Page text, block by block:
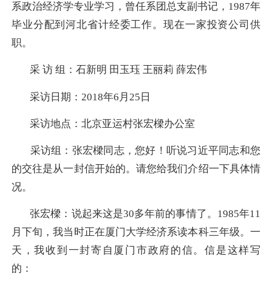
系政治经济学专业学习，曾任系团总支副书记，1987年
毕业分配到河北省计经委工作。现在一家投资公司供
职。
采 访 组： 石新明 田玉珏 王丽莉 薛宏伟
采访日期： 2018年6月25日
采访地点： 北京亚运村张宏樑办公室
采访组：张宏樑同志，您好！听说习近平同志和您
的交往是从一封信开始的。请您给我们介绍一下具体情
况。
张宏樑：说起来这是30多年前的事情了。1985年11
月下旬，我当时正在厦门大学经济系读本科三年级。一
天，我收到一封寄自厦门市政府的信。信是这样写
的：